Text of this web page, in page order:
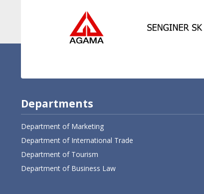
Departments
Department of Marketing
Department of International Trade
Department of Tourism
Department of Business Law